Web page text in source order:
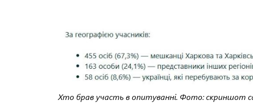
Хто брав участь в опитуванні. Фото: скриншот